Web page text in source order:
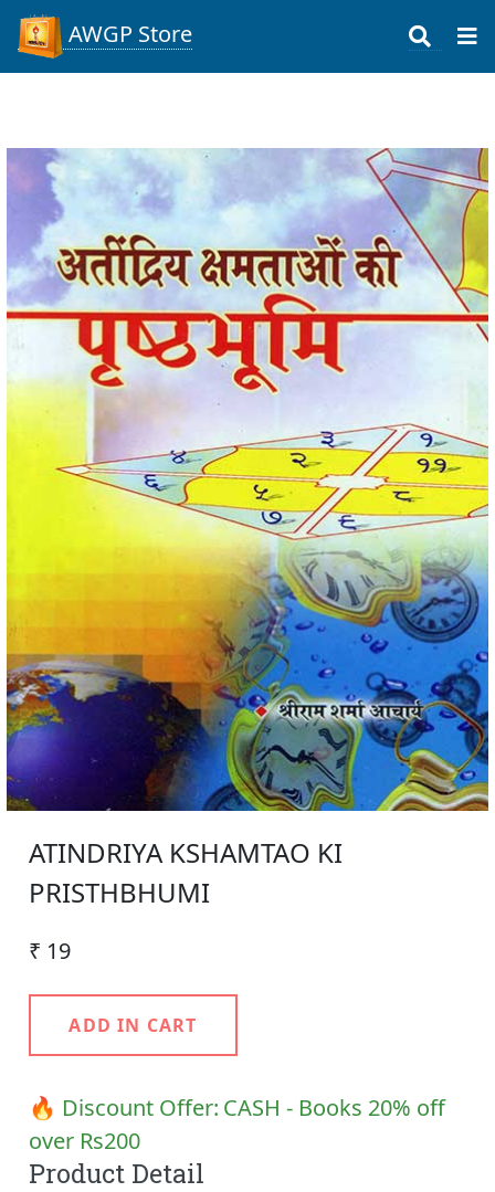
AWGP Store
ATINDRIYA KSHAMTAO KI
PRISTHBHUMI
₹ 19
ADD IN CART
🔥 Discount Offer: CASH - Books 20% off
over Rs200
Product Detail